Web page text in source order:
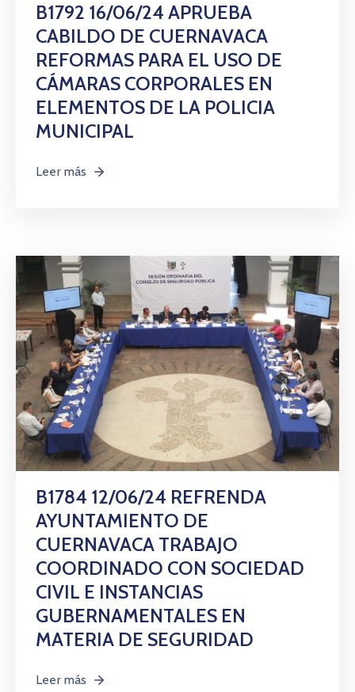
B1792 16/06/24 APRUEBA
CABILDO DE CUERNAVACA
REFORMAS PARA EL USO DE
CÁMARAS CORPORALES EN
ELEMENTOS DE LA POLICIA
MUNICIPAL
Leer más
B1784 12/06/24 REFRENDA
AYUNTAMIENTO DE
CUERNAVACA TRABAJO
COORDINADO CON SOCIEDAD
CIVIL E INSTANCIAS
GUBERNAMENTALES EN
MATERIA DE SEGURIDAD
Leer más